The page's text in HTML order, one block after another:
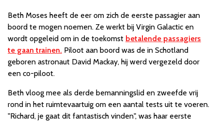
Beth Moses heeft de eer om zich de eerste passagier aan
boord te mogen noemen. Ze werkt bij Virgin Galactic en
wordt opgeleid om in de toekomst betalende passagiers
te gaan trainen. Piloot aan boord was de in Schotland
geboren astronaut David Mackay, hij werd vergezeld door
een co-piloot.
Beth vloog mee als derde bemanningslid en zweefde vrij
rond in het ruimtevaartuig om een aantal tests uit te voeren.
"Richard, je gaat dit fantastisch vinden", was haar eerste